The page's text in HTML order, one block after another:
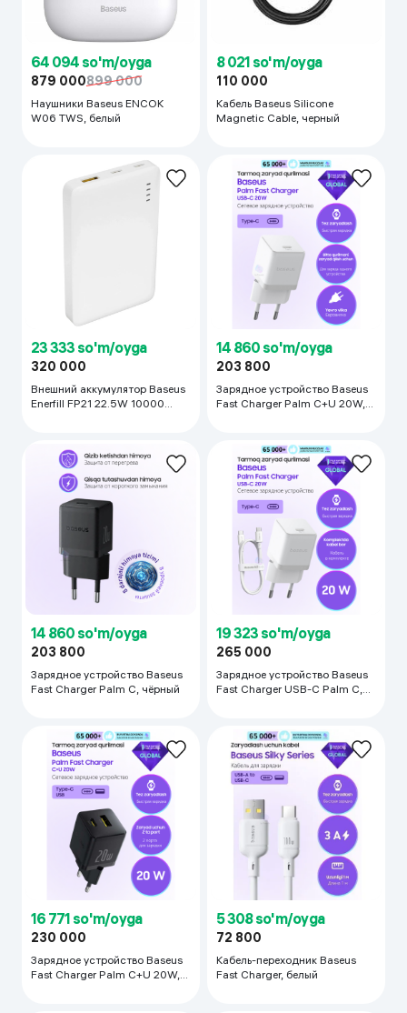
64 094 so'm/oyga
879 000899 000
Наушники Baseus ENCOK
W06 TWS, белый
8 021 so'm/oyga
110 000
Кабель Baseus Silicone
Magnetic Cable, черный
23 333 so'm/oyga
320 000
Внешний аккумулятор Baseus
Enerfill FP21 22.5W 10000
14 860 so'm/oyga
203 800
Зарядное устройство Baseus
Fast Charger Palm C+U 20W,
14 860 so'm/oyga
203 800
Зарядное устройство Baseus
Fast Charger Palm C, чёрный
19 323 so'm/oyga
265 000
Зарядное устройство Baseus
Fast Charger USB-C Palm C,
16 771 so'm/oyga
230 000
Зарядное устройство Baseus
Fast Charger Palm C+U 20W,
5 308 so'm/oyga
72 800
Кабель-переходник Baseus
Fast Charger, белый